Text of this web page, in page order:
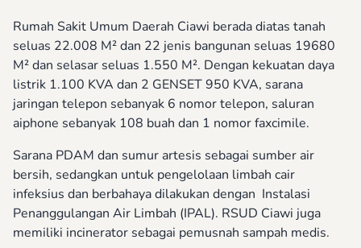
Rumah Sakit Umum Daerah Ciawi berada diatas tanah
seluas 22.008 M² dan 22 jenis bangunan seluas 19680
M² dan selasar seluas 1.550 M². Dengan kekuatan daya
listrik 1.100 KVA dan 2 GENSET 950 KVA, sarana
jaringan telepon sebanyak 6 nomor telepon, saluran
aiphone sebanyak 108 buah dan 1 nomor faxcimile.
Sarana PDAM dan sumur artesis sebagai sumber air
bersih, sedangkan untuk pengelolaan limbah cair
infeksius dan berbahaya dilakukan dengan Instalasi
Penanggulangan Air Limbah (IPAL). RSUD Ciawi juga
memiliki incinerator sebagai pemusnah sampah medis.